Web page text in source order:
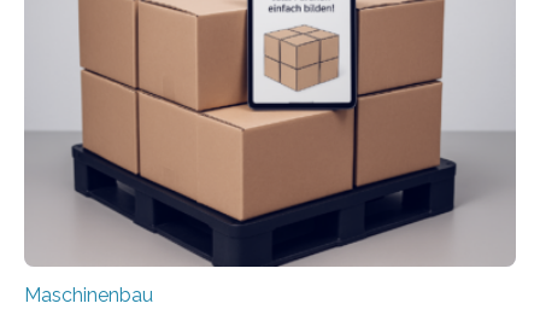
umzurüsten ist ein Job für echte Profis. Eine solche
Maschine faltet in Druckereien Broschüren, Prospekte,
Landkarten und vieles mehr – mehrere Zehntausend
Exemplare pro Stunde. Je nach Maschinentyp und
Auftrag kann das Umrüsten…
Maschinenbau